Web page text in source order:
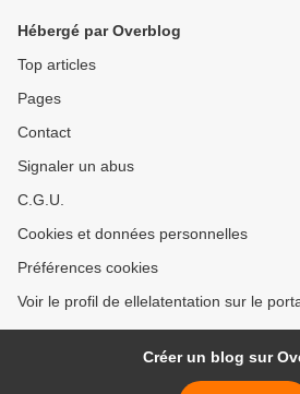
Hébergé par Overblog
Top articles
Pages
Contact
Signaler un abus
C.G.U.
Cookies et données personnelles
Préférences cookies
Voir le profil de ellelatentation sur le
Créer un blog sur